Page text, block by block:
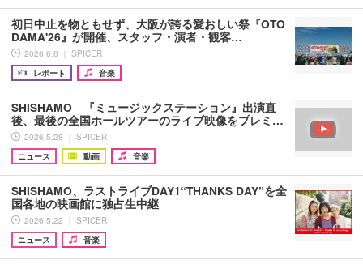
初日中止を物ともせず、大阪が誇る愛おしい祭『OTO
DAMA'26』が開催、スタッフ・演者・観客…
2026.6.6 ｜ SPICER
レポート
音楽
SHISHAMO 『ミュージックステーション』出演直
後、最後の全国ホールツアーのライブ映像をプレミ…
2026.5.28 ｜ SPICER
ニュース
動画 音楽
SHISHAMO、ラストライブDAY1“THANKS DAY”を全
国各地の映画館に独占生中継
2026.5.22 ｜ SPICER
ニュース
音楽